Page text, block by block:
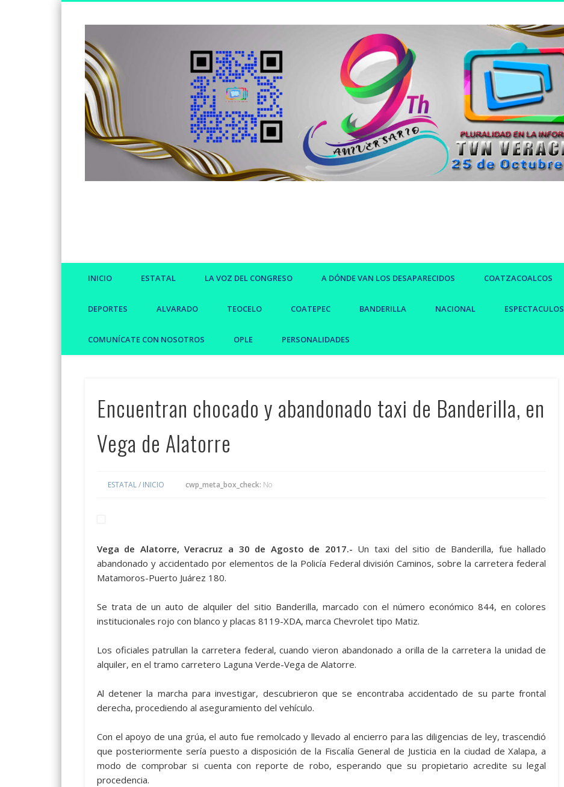
Somos un medio de información independiente, con visión joven.
INICIO ESTATAL LA VOZ DEL CONGRESO A DÓNDE VAN LOS DESAPARECIDOS COATZACOALCOS
DEPORTES ALVARADO TEOCELO COATEPEC BANDERILLA NACIONAL ESPECTACULOS
COMUNÍCATE CON NOSOTROS OPLE PERSONALIDADES
Encuentran chocado y abandonado taxi de Banderilla, en
Vega de Alatorre
ESTATAL/ INICIO cwp_meta_box_check: No
Vega de Alatorre, Veracruz a 30 de Agosto de 2017.- Un taxi del sitio de Banderilla, fue hallado
abandonado y accidentado por elementos de la Policía Federal división Caminos, sobre la carretera federal
Matamoros-Puerto Juárez 180.
Se trata de un auto de alquiler del sitio Banderilla, marcado con el número económico 844, en colores
institucionales rojo con blanco y placas 8119-XDA, marca Chevrolet tipo Matiz.
Los oficiales patrullan la carretera federal, cuando vieron abandonado a orilla de la carretera la unidad de
alquiler, en el tramo carretero Laguna Verde-Vega de Alatorre.
Al detener la marcha para investigar, descubrieron que se encontraba accidentado de su parte frontal
derecha, procediendo al aseguramiento del vehículo.
Con el apoyo de una grúa, el auto fue remolcado y llevado al encierro para las diligencias de ley, trascendió
que posteriormente sería puesto a disposición de la Fiscalía General de Justicia en la ciudad de Xalapa, a
modo de comprobar si cuenta con reporte de robo, esperando que su propietario acredite su legal
procedencia.